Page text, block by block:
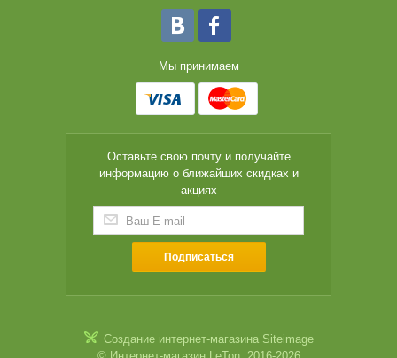
Мы принимаем
Оставьте свою почту и получайте
информацию о ближайших скидках и
акциях
Подписаться
Создание интернет-магазинаSiteimage